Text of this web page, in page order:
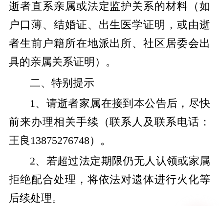
逝者直系亲属或法定监护关系的材料（如
户口薄、结婚证、出生医学证明，或由逝
者生前户籍所在地派出所、社区居委会出
具的亲属关系证明）。
二、特别提示
1、请逝者家属在接到本公告后，尽快
前来办理相关手续（联系人及联系电话：
王良13875276748）。
2、若超过法定期限仍无人认领或家属
拒绝配合处理，将依法对遗体进行火化等
后续处理。